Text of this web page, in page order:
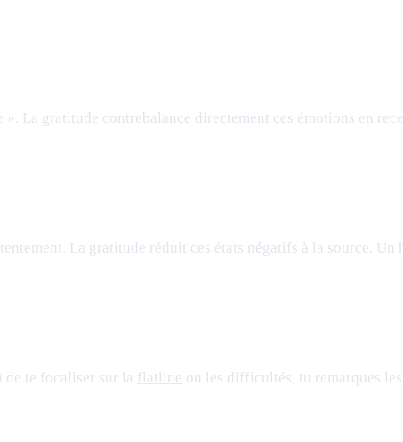
». La gratitude contrebalance directement ces émotions en
La gratitude réduit ces états négatifs à la source. Un
te focaliser sur la flatline ou les difficultés, tu remarques